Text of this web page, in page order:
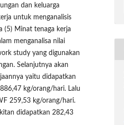
dan keluarga
untuk menganalisis
(5) Minat tenaga kerja
menganalisa nilai
study yang digunakan
Selanjutnya akan
yaitu didapatkan
kg/orang/hari. Lalu
259,53 kg/orang/hari.
didapatkan 282,43